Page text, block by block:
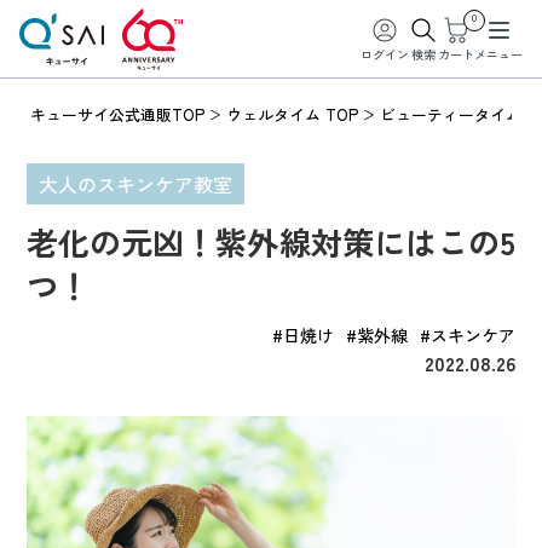
ログイン 検索
0
カート メニュー
キューサイ公式通販TOP ウェルタイム TOP ビューティータイム
大人のスキンケア教室
老化の元凶！紫外線対策にはこの5
つ！
#日焼け #紫外線 #スキンケア
2022.08.26